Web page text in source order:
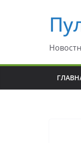
содержимому